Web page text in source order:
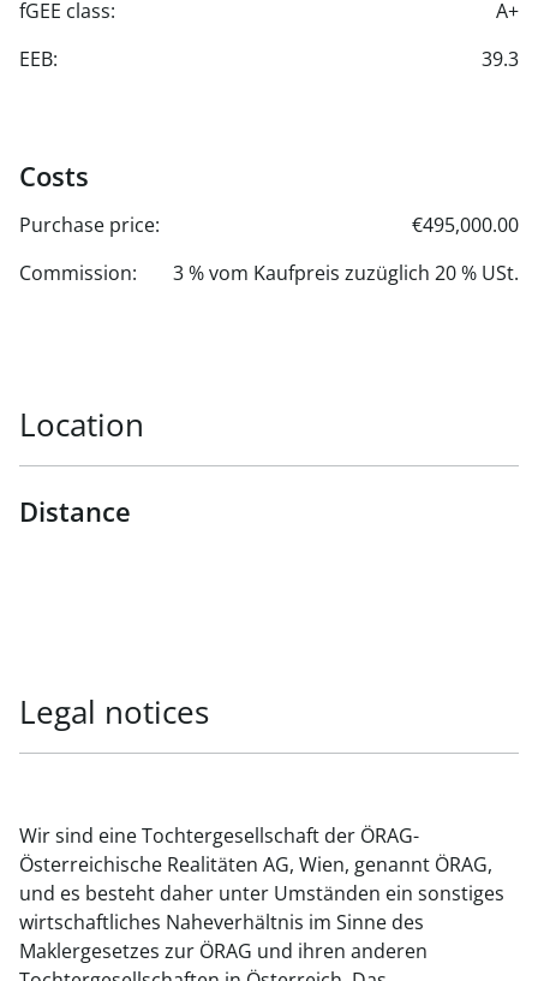
fGEE class:
A+
EEB:
39.3
Costs
Purchase price:
€495,000.00
Commission:
3 % vom Kaufpreis zuzüglich 20 % USt.
Location
Distance
Legal notices
Wir sind eine Tochtergesellschaft der ÖRAG-
Österreichische Realitäten AG, Wien, genannt ÖRAG,
und es besteht daher unter Umständen ein sonstiges
wirtschaftliches Naheverhältnis im Sinne des
Maklergesetzes zur ÖRAG und ihren anderen